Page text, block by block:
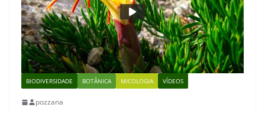
BIODIVERSIDADE BOTÂNICA MICOLOGIA VÍDEOS
pozzana